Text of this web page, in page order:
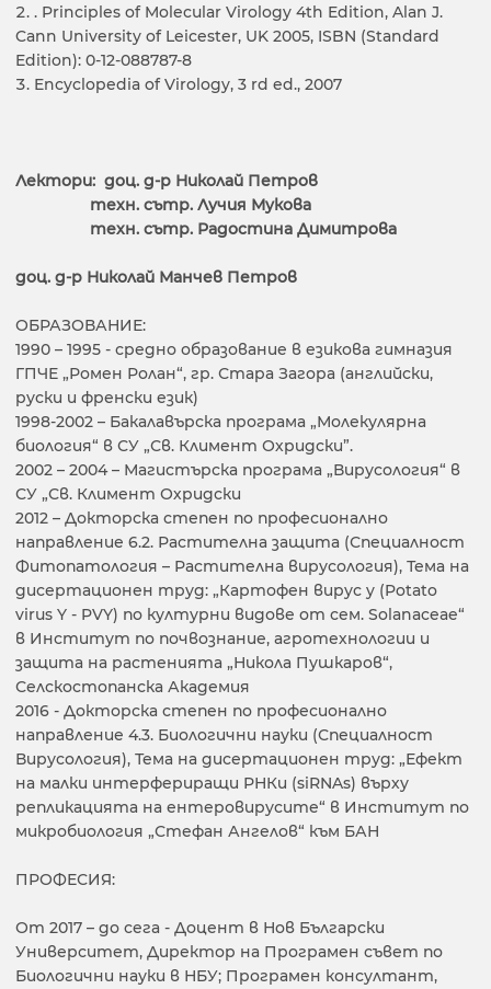
. Principles of Molecular Virology 4th Edition, Alan J.
Cann University of Leicester, UK 2005, ISBN (Standard
Edition): 0-12-088787-8
Encyclopedia of Virology, 3 rd ed., 2007
Лектори: доц. д-р Николай Петров
техн. сътр. Лучия Мукова
техн. сътр. Радостина Димитрова
доц. д-р Николай Манчев Петров
ОБРАЗОВАНИЕ:
1990 – 1995 - средно образование в езикова гимназия
ГПЧЕ „Ромен Ролан“, гр. Стара Загора (английски,
руски и френски език)
1998-2002 – Бакалавърска програма „Молекулярна
биология“ в СУ „Св. Климент Охридски”.
2002 – 2004 – Магистърска програма „Вирусология“ в
СУ „Св. Климент Охридски
2012 – Докторска степен по професионално
направление 6.2. Растителна защита (Специалност
Фитопатология – Растителна вирусология), Тема на
дисертационен труд: „Картофен вирус y (Potato
virus Y - PVY) по културни видове от сем. Solanaceae“
в Институт по почвознание, агротехнологии и
защита на растенията „Никола Пушкаров“,
Селскостопанска Академия
2016 - Докторска степен по професионално
направление 4.3. Биологични науки (Специалност
Вирусология), Тема на дисертационен труд: „Ефект
на малки интерфериращи РНКи (siRNAs) върху
репликацията на ентеровирусите“ в Институт по
микробиология „Стефан Ангелов“ към БАН
ПРОФЕСИЯ:
От 2017 – до сега - Доцент в Нов Български
Университет, Директор на Програмен съвет по
Биологични науки в НБУ; Програмен консултант,